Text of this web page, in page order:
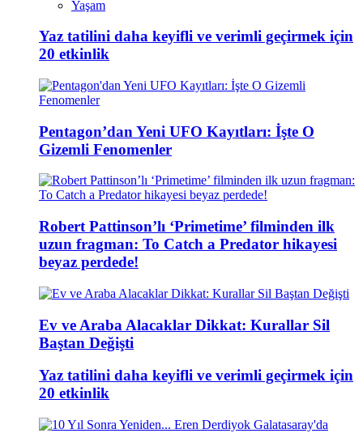
Yaşam
Yaz tatilini daha keyifli ve verimli geçirmek için
20 etkinlik
Pentagon’dan Yeni UFO Kayıtları: İşte O
Gizemli Fenomenler
Robert Pattinson’lı ‘Primetime’ filminden ilk
uzun fragman: To Catch a Predator hikayesi
beyaz perdede!
Ev ve Araba Alacaklar Dikkat: Kurallar Sil
Baştan Değişti
Yaz tatilini daha keyifli ve verimli geçirmek için
20 etkinlik